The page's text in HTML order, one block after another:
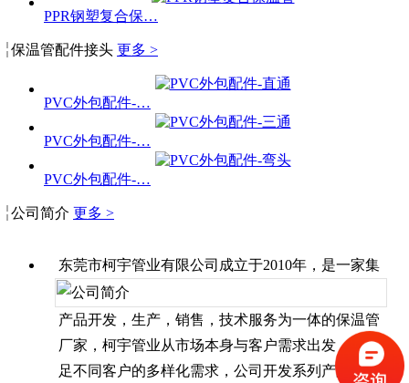
PPR钢塑复合保…
保温管配件接头 更多 >
PVC外包配件-…
PVC外包配件-…
PVC外包配件-…
公司简介 更多 >
东莞市柯宇管业有限公司成立于2010年，是一家集
产品开发，生产，销售，技术服务为一体的保温管
厂家，柯宇管业从市场本身与客户需求出发，为满
足不同客户的多样化需求，公司开发系列产品有：